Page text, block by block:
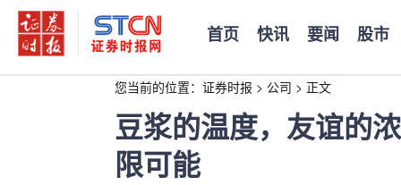
首页 快讯 要闻 股市
您当前的位置： 证券时报 > 公司 > 正文
豆浆的温度，友谊的
限可能